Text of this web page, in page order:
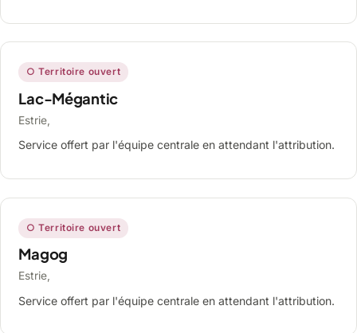
○ Territoire ouvert
Lac-Mégantic
Estrie,
Service offert par l'équipe centrale en attendant l'attribution.
○ Territoire ouvert
Magog
Estrie,
Service offert par l'équipe centrale en attendant l'attribution.